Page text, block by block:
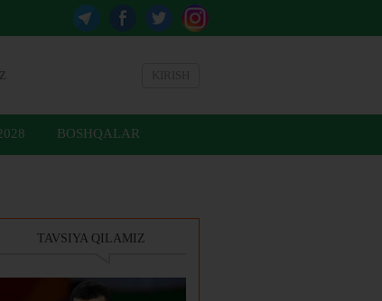
BOSHQALAR
TAVSIYA QILAMIZ